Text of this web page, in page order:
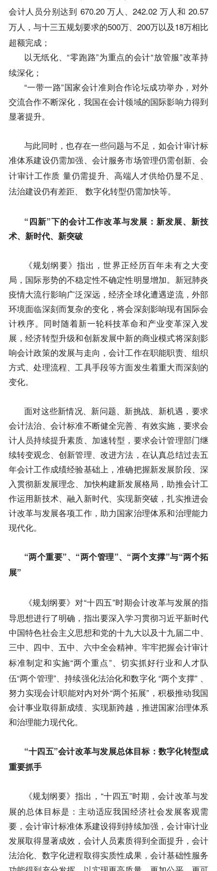
会计人员分别达到 670.20 万人、242.02 万人和 20.57
万人， 与十三五规划要求的500万、200万以及18万相比
超额完成；
以无纸化、“零跑路”为重点的会计“放管服”改革持
续深化；
“一带一路”国家会计准则合作论坛成功举办，对外
交流合作不断深化， 我国在会计领域的国际影响力得到
显著提升。
与此同时 ，也存在一些问题与不足 ， 如会计审计标
准体系建设仍需加强、会计服务市场管理仍需创新、会
计审计工作质 量仍需提升、高端人才供给仍显不足、
法治建设仍有差距、
数字化转型仍需加快等。
“四新”下的会计工作改革与发展 ： 新发展、新技
术、 新时代、 新突破
《规划纲要》 指出 ，世界正经历百年未有之大变
局，国际形势的不稳定性不确定性明显增加。新冠肺炎
疫情大流行影响广泛深远，经济全球化遭遇逆流，外部
环境面临深刻而复杂的变化，将会深刻影响现有国际会
计秩序。 同时随着新一轮科技革命和产业变革深入发
展，经济转型升级和创新发展中新的商业模式将深刻影
响会计政策的发展与走向，会计工作在职能职责、组织
方式、处理流程、工具手段等方面发生着重大而深刻的
变化。
面对这些新情况、新问题、新挑战、新机遇，要求
会计法治、会计标准不断健全完善、有效实施，要求会
计人员持续提升素质、加速转型，要求会计管理部门继
续转变观念、创新管理、改进方法，在认真总结过去五
年会计工作成绩经验基础上，准确把握新发展阶段、深
入贯彻新发展理念、加快构建新发展格局，助推会计工
作运用新技术、融入新时代、实现新突破，扎实推进会
计改革与发展各项工作，助力国家治理体系和治理能力
现代化。
“两个重要”、 “两个管理”、 “两个支撑”与“两个拓
展”
《规划纲要》 对“十四五”时期会计改革与发展的指
导思想进行了明确 ， 指出要深入学习贯彻习近平新时代
中国特色社会主义思想和党的十九大以及十九届二中、
三中、四中、五中、六中全会精神。牢牢把握会计审计
标准制定和实施“两个重点”、切实抓好行业和人才队
伍“两个管理”、持续强化法治化和数字化 “两个支撑” 、
努力实现会计职能对内对外“两个拓展”，积极推动我国
会计事业取得新成绩、实现新跨越，推进国家治理体系
和治理能力现代化。
“十四五”会计改革与发展总体目标： 数字化转型成
重要抓手
《规划纲要》 指出 ， “十四五”时期，会计改革与发
展的总体目标是：主动适应我国经济社会发展客观需
要，会计审计标准体系建设得到持续加强，会计审计业
发展取得显著成效，会计人员素质得到全面提升，会计
法治化、数字化进程取得实质性成果，会计基础性服务